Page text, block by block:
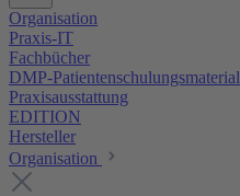
Organisation
Praxis-IT
Fachbücher
DMP-Patientenschulungsmaterial
Praxisausstattung
EDITION
Hersteller
Organisation